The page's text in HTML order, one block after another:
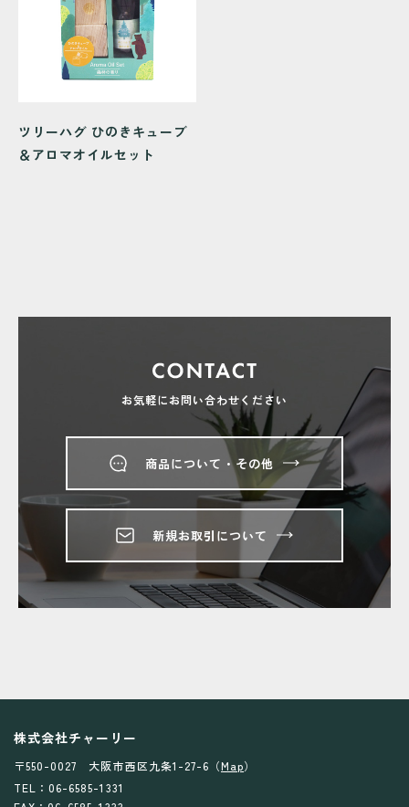
ツリーハグ ひのきキューブ
＆アロマオイルセット
お気軽にお問い合わせください
商品について・その他
新規お取引について
株式会社チャーリー
〒550-0027 大阪市西区九条1-27-6（Map）
TEL：06-6585-1331